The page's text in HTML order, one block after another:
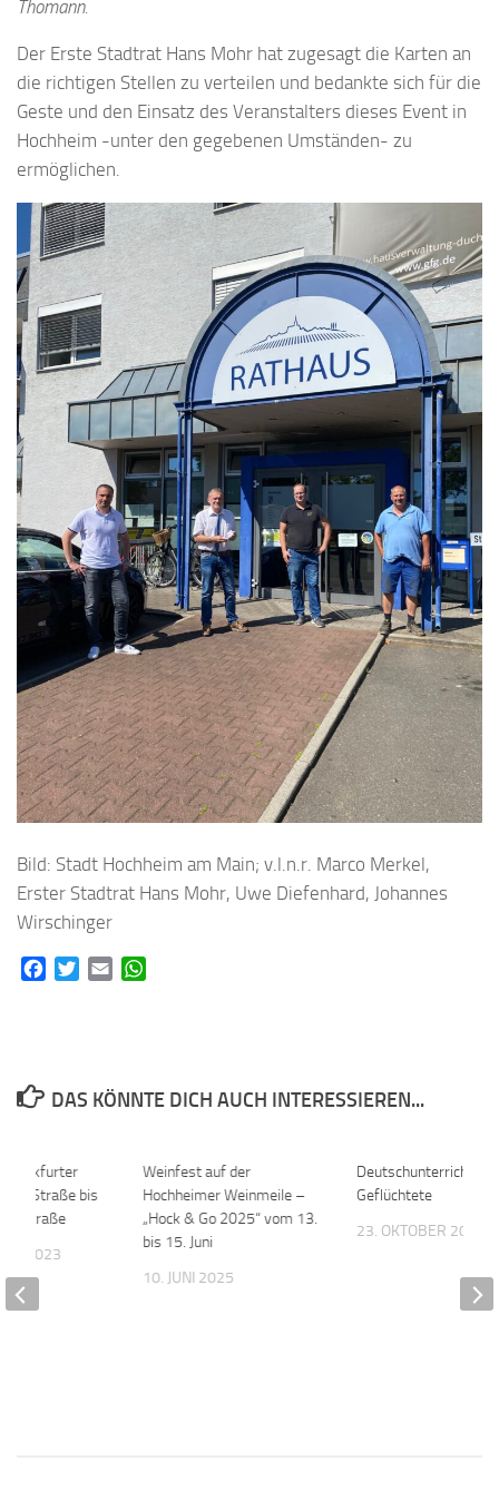
Thomann.
Der Erste Stadtrat Hans Mohr hat zugesagt die Karten an
die richtigen Stellen zu verteilen und bedankte sich für die
Geste und den Einsatz des Veranstalters dieses Event in
Hochheim -unter den gegebenen Umständen- zu
ermöglichen.
Bild: Stadt Hochheim am Main; v.l.n.r. Marco Merkel,
Erster Stadtrat Hans Mohr, Uwe Diefenhard, Johannes
Wirschinger
FacebookTwitterEmail
DAS KÖNNTE DICH AUCH INTERESSIEREN...
Weinfest auf der
Hochheimer Weinmeile –
„Hock & Go 2025“ vom 13.
bis 15. Juni
10. JUNI 2025
Deutschunterricht für
Geflüchtete
23. OKTOBER 2022
Frankfurter
Straße bis
Straße
2023